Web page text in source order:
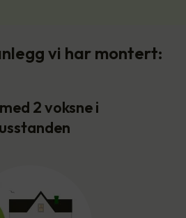
vi har montert:
2 voksne i